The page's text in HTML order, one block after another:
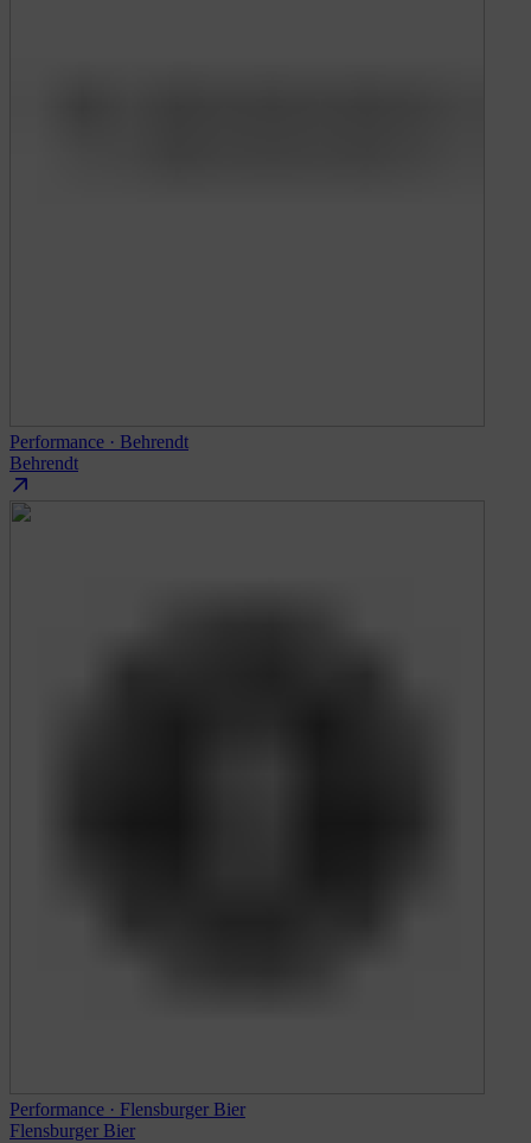
Performance · Behrendt
Behrendt
Performance · Flensburger Bier
Flensburger Bier